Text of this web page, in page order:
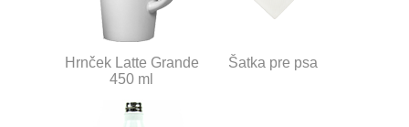
Hrnček Latte Grande
450 ml
Šatka pre psa